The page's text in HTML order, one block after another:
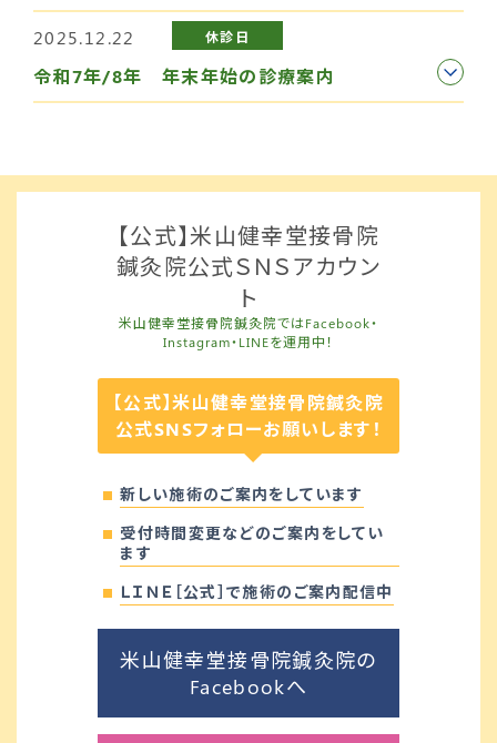
2025.12.22 休診日
令和7年/8年 年末年始の診療案内
【公式】米山健幸堂接骨院
鍼灸院公式ＳＮＳアカウン
ト
米山健幸堂接骨院鍼灸院ではFacebook・
Instagram・LINEを運用中！
【公式】米山健幸堂接骨院鍼灸院
公式SNSフォローお願いします！
新しい施術のご案内をしています
受付時間変更などのご案内をしてい
ます
ＬＩＮＥ［公式］で施術のご案内配信中
米山健幸堂接骨院鍼灸院の
Facebookへ